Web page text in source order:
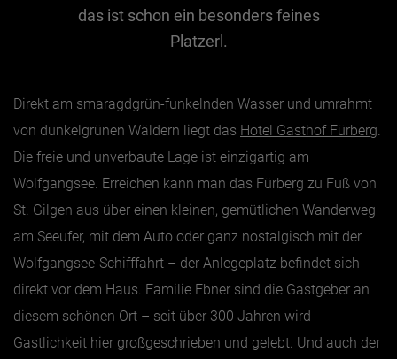
Kunst & Kultur
Hotel & Reise
Archiv
BEITRÄGE NACH MONAT
März
April
das ist schon ein besonders feines
Platzerl.
Direkt am smaragdgrün-funkelnden Wasser und umrahmt
von dunkelgrünen Wäldern liegt das Hotel Gasthof Fürberg
Die freie und unverbaute Lage ist einzigartig am
Wolfgangsee. Erreichen kann man das Fürberg zu Fuß von
St. Gilgen aus über einen kleinen, gemütlichen Wanderweg
am Seeufer, mit dem Auto oder ganz nostalgisch mit der
Wolfgangsee-Schifffahrt – der Anlegeplatz befindet sich
direkt vor dem Haus. Familie Ebner sind die Gastgeber an
diesem schönen Ort – seit über 300 Jahren wird
Gastlichkeit hier großgeschrieben und gelebt. Und auch der